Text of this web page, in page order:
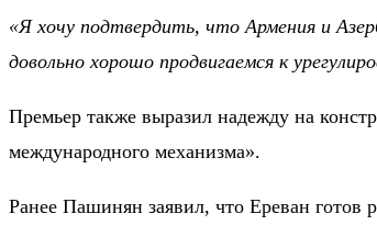
«Я хочу подтвердить, что Армения и
довольно хорошо продвигаемся к
Премьер также выразил надежду на
международного механизма».
Ранее Пашинян заявил, что Ереван готов